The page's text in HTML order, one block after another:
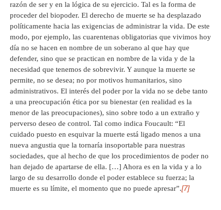
razón de ser y en la lógica de su ejercicio. Tal es la forma de
proceder del biopoder. El derecho de muerte se ha desplazado
políticamente hacia las exigencias de administrar la vida. De este
modo, por ejemplo, las cuarentenas obligatorias que vivimos hoy
día no se hacen en nombre de un soberano al que hay que
defender, sino que se practican en nombre de la vida y de la
necesidad que tenemos de sobrevivir. Y aunque la muerte se
permite, no se desea; no por motivos humanitarios, sino
administrativos. El interés del poder por la vida no se debe tanto
a una preocupación ética por su bienestar (en realidad es la
menor de las preocupaciones), sino sobre todo a un extraño y
perverso deseo de control. Tal como indica Foucault: “El
cuidado puesto en esquivar la muerte está ligado menos a una
nueva angustia que la tornaría insoportable para nuestras
sociedades, que al hecho de que los procedimientos de poder no
han dejado de apartarse de ella. […] Ahora es en la vida y a lo
largo de su desarrollo donde el poder establece su fuerza; la
muerte es su límite, el momento que no puede apresar”.[7]